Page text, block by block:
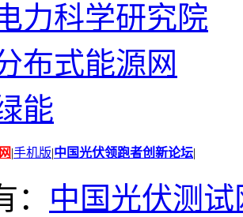
力科学研究院
布式能源网
能
|手机版|中国光伏领跑者创新论坛|
中国光伏测试